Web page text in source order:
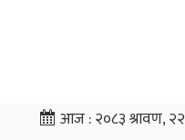
आज :२०८३ श्रावण, २२